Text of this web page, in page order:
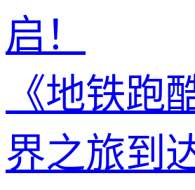
启！
《地铁跑
界之旅到